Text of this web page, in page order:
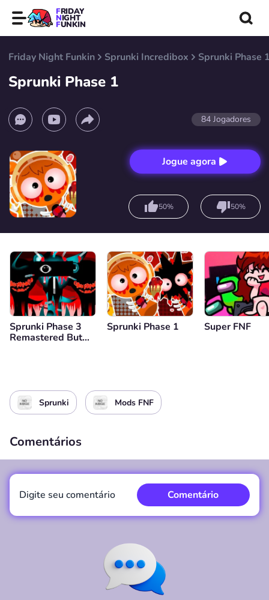
FRIDAY
NIGHT
FUNKIN
Friday Night Funkin Sprunki Incredibox Sprunki Phase
Sprunki Phase 1
84 Jogadores
Jogue agora
50% 50%
Sprunki Phase 3
Remastered But
Sprunki Phase 1 Super FNF
Sprunki Mods FNF
Comentários
Digite seu comentário Comentário